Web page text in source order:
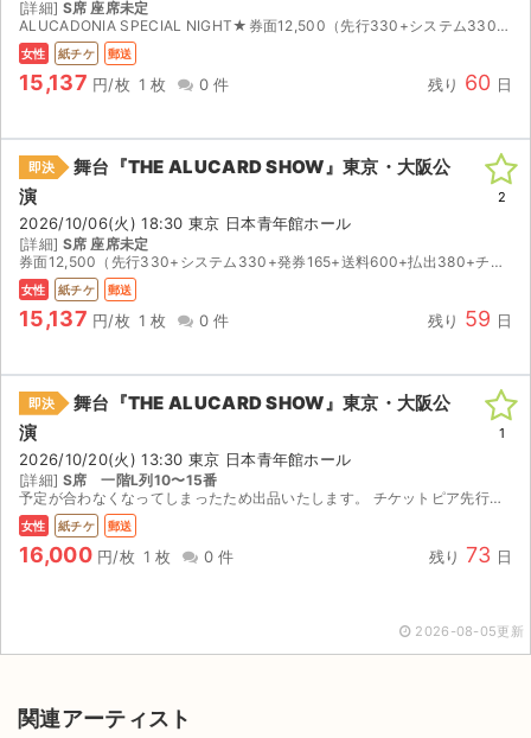
[詳細] S席 座席未定
ALUCADONIA SPECIAL NIGHT★券面12,500（先行330+システム330+発券165+送料600+払出380+チケジャム5.5％含）／公演中止により払い戻しとなった際はチケ...
女性 紙チケ 郵送
15,137 円/枚 1 枚 0 件 残り 60 日
即決
舞台『THE ALUCARD SHOW』東京・大阪公
演
2026/10/06(火) 18:30 東京 日本青年館ホール
[詳細] S席 座席未定
券面12,500（先行330+システム330+発券165+送料600+払出380+チケジャム5.5％含）／公演中止により払い戻しとなった際はチケットを返送（送料買い手様負担）いただければ、各手数...
女性 紙チケ 郵送
15,137 円/枚 1 枚 0 件 残り 59 日
2
即決
舞台『THE ALUCARD SHOW』東京・大阪公
演
2026/10/20(火) 13:30 東京 日本青年館ホール
[詳細] S席 一階L列10〜15番
予定が合わなくなってしまったため出品いたします。 チケットピア先行で当選したチケットです。 【注意事項】 公演が中止となった場合のみ、手数料を差し引いた金額を返金いたします。 取引確定後のキ...
女性 紙チケ 郵送
16,000 円/枚 1 枚 0 件 残り 73 日
1
2026-08-05更新
関連アーティスト